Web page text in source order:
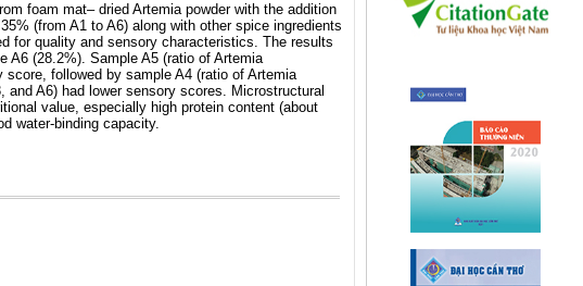
foam mat– dried Artemia powder with the addition
(from A1 to A6) along with other spice ingredients
for quality and sensory characteristics. The results
A6 (28.2%). Sample A5 (ratio of Artemia
followed by sample A4 (ratio of Artemia
A6) had lower sensory scores. Microstructural
value, especially high protein content (about
water-binding capacity.